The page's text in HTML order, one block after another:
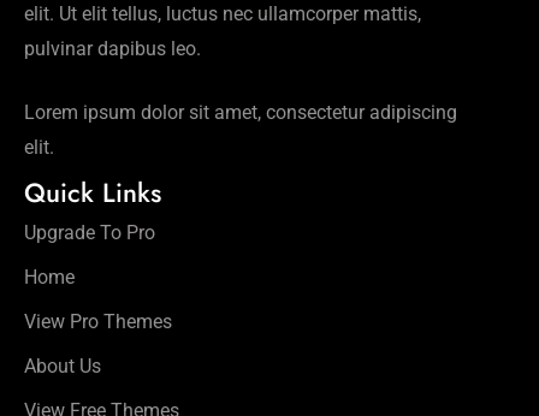
elit. Ut elit tellus, luctus nec ullamcorper mattis,
pulvinar dapibus leo.
Lorem ipsum dolor sit amet, consectetur adipiscing
elit.
Quick Links
Upgrade To Pro
Home
View Pro Themes
About Us
View Free Themes